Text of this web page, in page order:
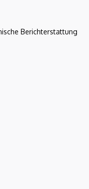
Berichterstattung